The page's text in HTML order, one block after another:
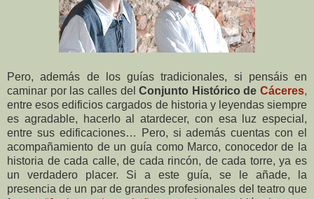
Pero, además de los guías tradicionales, si pensáis en
caminar por las calles delConjunto Histórico de Cáceres,
entre esos edificios cargados de historia y leyendas siempre
es agradable, hacerlo al atardecer, con esa luz especial,
entre sus edificaciones… Pero, si además cuentas con el
acompañamiento de un guía como Marco, conocedor de la
historia de cada calle, de cada rincón, de cada torre, ya es
un verdadero placer. Si a este guía, se le añade, la
presencia de un par de grandes profesionales del teatro que